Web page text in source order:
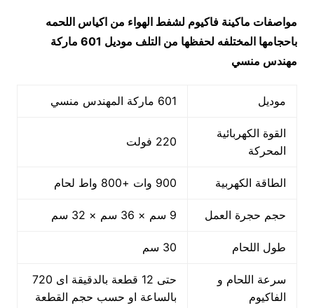
مواصفات ماكينة فاكيوم لشفط الهواء من اكياس اللحمه
باحجامها المختلفه لحفظها من التلف
موديل 601 ماركة
مهندس منسي
موديل 601 ماركة المهندس منسي
القوة الكهربائية
المحركة
220 فولت
الطاقة الكهربية 900 وات +800 واط لحام
حجم حجرة العمل 9 سم × 36 سم × 32 سم
طول اللحام 30 سم
سرعة اللحام و
الفاكيوم
حتى 12 قطعة بالدقيقة اى 720
بالساعة او حسب حجم القطعة